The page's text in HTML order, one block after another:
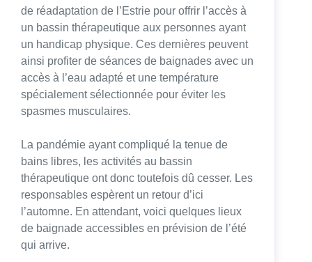
de réadaptation de l’Estrie pour offrir l’accès à
un bassin thérapeutique aux personnes ayant
un handicap physique. Ces dernières peuvent
ainsi profiter de séances de baignades avec un
accès à l’eau adapté et une température
spécialement sélectionnée pour éviter les
spasmes musculaires.
La pandémie ayant compliqué la tenue de
bains libres, les activités au bassin
thérapeutique ont donc toutefois dû cesser. Les
responsables espèrent un retour d’ici
l’automne. En attendant, voici quelques lieux
de baignade accessibles en prévision de l’été
qui arrive.